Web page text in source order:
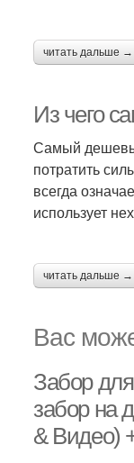
читать дальше →
Из чего
Самый
потратить
всегда
использует
читать дальше →
Вас
Забор
забор на
& Видео)